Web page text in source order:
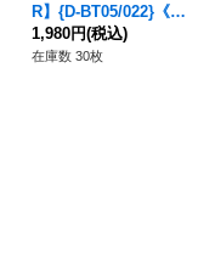
R】{D-BT05/022}《ド
ラゴンエンパイア》
1,980円(税込)
在庫数 30枚